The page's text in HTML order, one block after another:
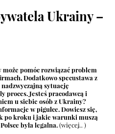
Ukrainy –
pomóc rozwiązać problem
Dodatkowo specustawa z
sytuację
proces. Jesteś pracodawcą i
u siebie osób z Ukrainy?
w pigułce. Dowiesz się,
po kroku i jakie warunki muszą
była legalna. (więcej…)